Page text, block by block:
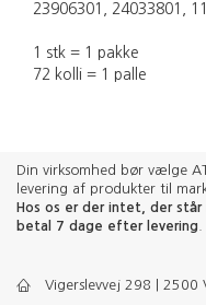
23906301, 24033801,
1 stk = 1 pakke
72 kolli = 1 palle
Din virksomhed bør vælge
levering af produkter til
Hos os er der intet, der står
betal 7 dage efter levering
Vigerslevvej 298 | 2500